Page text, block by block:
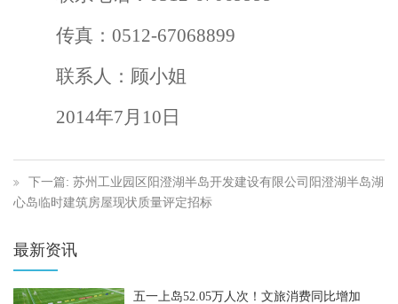
传真：0512-67068899
联系人：顾小姐
2014年7月10日
下一篇: 苏州工业园区阳澄湖半岛开发建设有限公司阳澄湖半岛湖
心岛临时建筑房屋现状质量评定招标
最新资讯
五一上岛52.05万人次！文旅消费同比增加